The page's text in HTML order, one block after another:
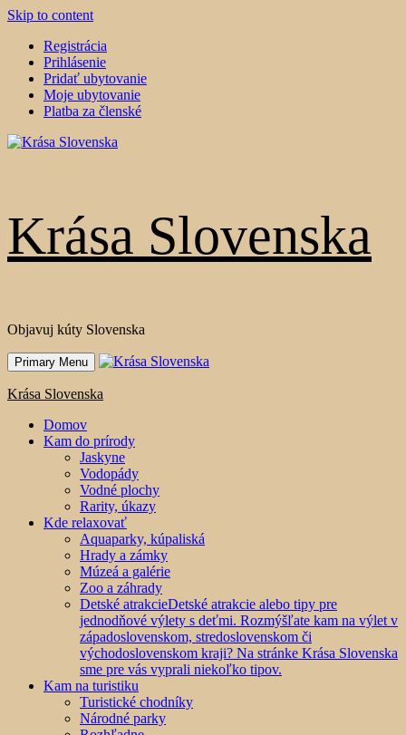
Skip to content
Registrácia
Prihlásenie
Pridať ubytovanie
Moje ubytovanie
Platba za členské
Krása Slovenska
Objavuj kúty Slovenska
Primary Menu
Krása Slovenska
Domov
Kam do prírody
Jaskyne
Vodopády
Vodné plochy
Rarity, úkazy
Kde relaxovať
Aquaparky, kúpaliská
Hrady a zámky
Múzeá a galérie
Zoo a záhrady
Detské atrakcieDetské atrakcie alebo tipy pre
jednodňové výlety s deťmi. Rozmýšľate kam na výlet v
západoslovenskom, stredoslovenskom či
východoslovenskom kraji? Na stránke Krása Slovenska
sme pre vás vyprali niekoľko tipov.
Kam na turistiku
Turistické chodníky
Národné parky